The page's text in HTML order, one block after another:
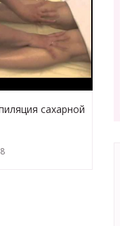
сахарной